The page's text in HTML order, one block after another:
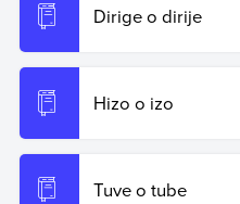
Dirige o dirije
Hizo o izo
Tuve o tube